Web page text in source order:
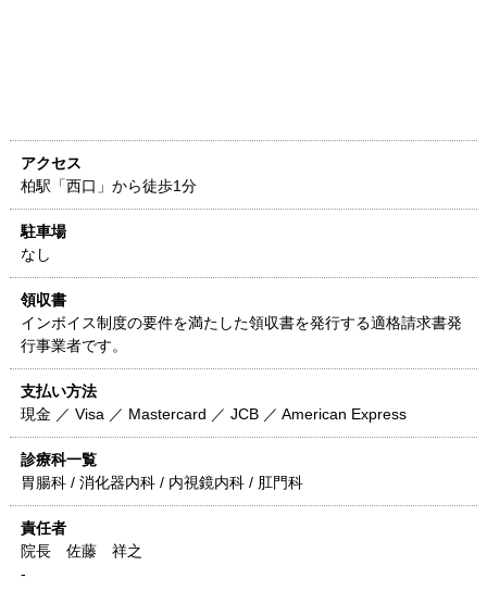
アクセス
柏駅「西口」から徒歩1分
駐車場
なし
領収書
インボイス制度の要件を満たした領収書を発行する適格請求書発
行事業者です。
支払い方法
現金 ／ Visa ／ Mastercard ／ JCB ／ American Express
診療科一覧
胃腸科 / 消化器内科 / 内視鏡内科 / 肛門科
責任者
院長 佐藤 祥之
-